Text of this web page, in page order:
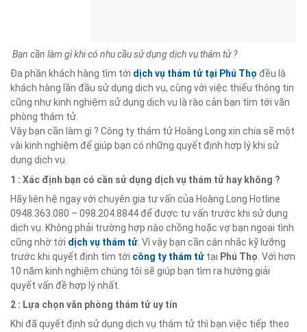
Bạn cần làm gì khi có nhu cầu sử dụng dịch vụ thám tử ?
Đa phần khách hàng tìm tới dịch vụ thám tử tại Phú Thọ đều là
khách hàng lần đầu sử dụng dịch vụ, cùng với việc thiếu thông tin
cũng như kinh nghiệm sử dụng dịch vụ là rào cản bạn tìm tới văn
phòng thám tử.
Vậy bạn cần làm gì ? Công ty thám tử Hoàng Long xin chia sẽ một
vài kinh nghiệm để giúp bạn có những quyết định hợp lý khi sử
dụng dịch vụ.
1 : Xác định bạn có cần sử dụng dịch vụ thám tử hay không ?
Hãy liên hệ ngay với chuyên gia tư vấn của Hoàng Long Hotline
0948.363.080 – 098.204.8844 để được tư vấn trước khi sử dụng
dịch vụ. Không phải trường hợp nào chồng hoặc vợ bạn ngoại tình
cũng nhờ tới dịch vụ thám tử . Vì vậy bạn cần cân nhắc kỹ lưỡng
trước khi quyết định tìm tới công ty thám tử tại Phú Thọ . Với hơn
10 năm kinh nghiệm chúng tôi sẽ giúp bạn tìm ra hướng giải
quyết vấn đề hơp lý nhất.
2 : Lựa chọn văn phòng thám tử uy tín
Khi đã quyết định sử dụng dịch vụ thám tử thì bạn việc tiếp theo